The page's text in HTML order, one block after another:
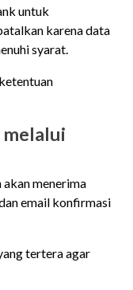
untuk
karena data
syarat.
melalui
menerima
email konfirmasi
tertera agar